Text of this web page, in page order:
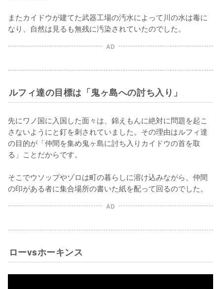
またカイドウが建てた武器工場の汚水によって川の水は毒に
なり、自然は見るも無残に汚染されていたのでした。
AD
ルフィ達の目標は「鬼ヶ島への討ち入り」
先にワノ国に入国した面々は、錦えもんに絶対に問題を起こ
さないようにと釘を刺されていました。その理由はルフィ達
の目的が「仲間を集め鬼ヶ島に討ち入りカイドウの首を取
る」ことだからです。
そこでウソップやゾロは町の暮らしに溶け込みながら、仲間
の印がある者に集合場所の書いた紙を配って回るのでした。
AD
ローvsホーキンス